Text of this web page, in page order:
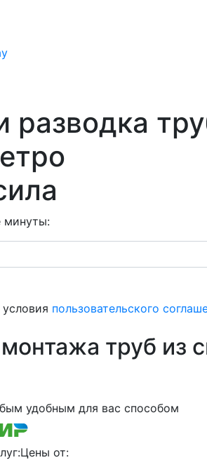
разводка
минуты:
пользовательского
труб из
удобным для вас способом
Цены от: